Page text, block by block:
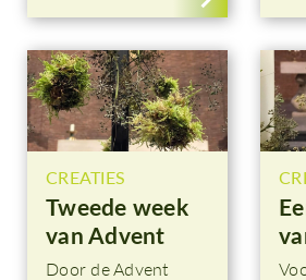
CREATIES
Tweede week
van Advent
Door de Advent